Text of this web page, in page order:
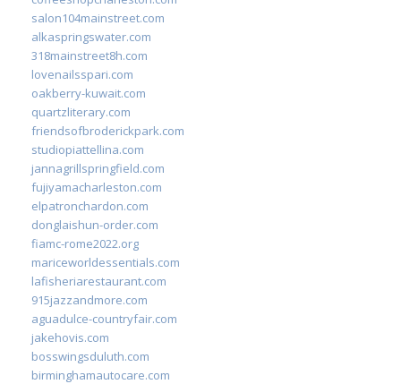
salon104mainstreet.com
alkaspringswater.com
318mainstreet8h.com
lovenailsspari.com
oakberry-kuwait.com
quartzliterary.com
friendsofbroderickpark.com
studiopiattellina.com
jannagrillspringfield.com
fujiyamacharleston.com
elpatronchardon.com
donglaishun-order.com
fiamc-rome2022.org
mariceworldessentials.com
lafisheriarestaurant.com
915jazzandmore.com
aguadulce-countryfair.com
jakehovis.com
bosswingsduluth.com
birminghamautocare.com